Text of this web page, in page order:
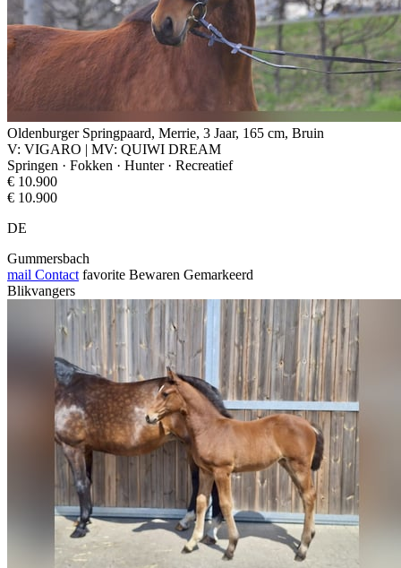
Oldenburger Springpaard, Merrie, 3 Jaar, 165 cm, Bruin
V: VIGARO | MV: QUIWI DREAM
Springen · Fokken · Hunter · Recreatief
€ 10.900
€ 10.900
DE
Gummersbach
mail Contact favorite Bewaren Gemarkeerd
Blikvangers